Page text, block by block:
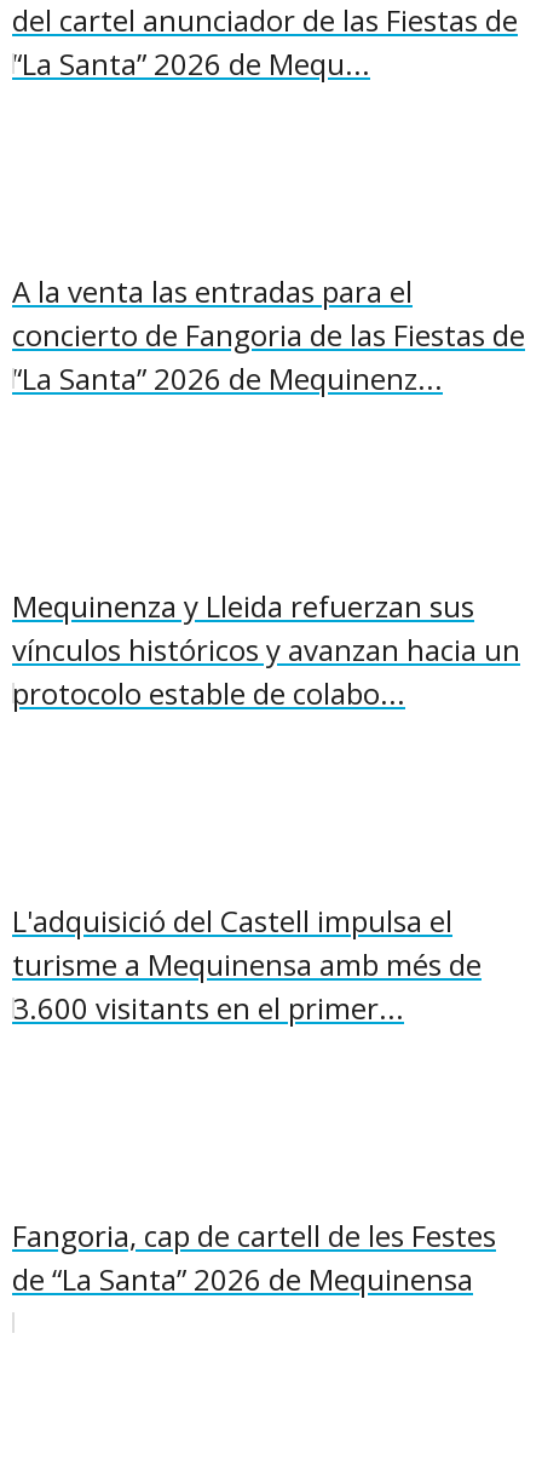
del cartel anunciador de las Fiestas de
“La Santa” 2026 de Mequ...
A la venta las entradas para el
concierto de Fangoria de las Fiestas de
“La Santa” 2026 de Mequinenz...
Mequinenza y Lleida refuerzan sus
vínculos históricos y avanzan hacia un
protocolo estable de colabo...
L'adquisició del Castell impulsa el
turisme a Mequinensa amb més de
3.600 visitants en el primer...
Fangoria, cap de cartell de les Festes
de “La Santa” 2026 de Mequinensa